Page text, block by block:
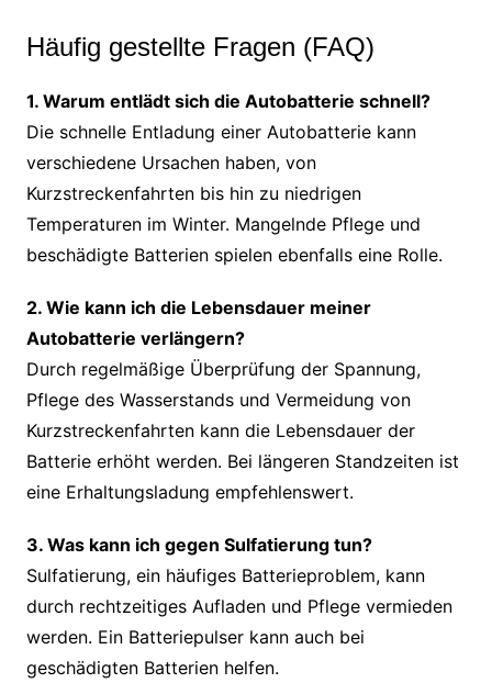
Häufig gestellte Fragen (FAQ)
1. Warum entlädt sich die Autobatterie schnell?
Die schnelle Entladung einer Autobatterie kann
verschiedene Ursachen haben, von
Kurzstreckenfahrten bis hin zu niedrigen
Temperaturen im Winter. Mangelnde Pflege und
beschädigte Batterien spielen ebenfalls eine Rolle.
2. Wie kann ich die Lebensdauer meiner
Autobatterie verlängern?
Durch regelmäßige Überprüfung der Spannung,
Pflege des Wasserstands und Vermeidung von
Kurzstreckenfahrten kann die Lebensdauer der
Batterie erhöht werden. Bei längeren Standzeiten ist
eine Erhaltungsladung empfehlenswert.
3. Was kann ich gegen Sulfatierung tun?
Sulfatierung, ein häufiges Batterieproblem, kann
durch rechtzeitiges Aufladen und Pflege vermieden
werden. Ein Batteriepulser kann auch bei
geschädigten Batterien helfen.